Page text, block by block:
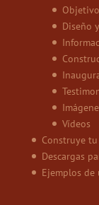
Diseño
Vídeos
Construye
Descargas
Ejemplos de